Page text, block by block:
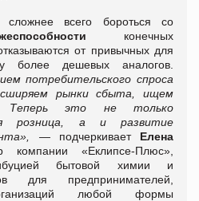
всего бороться со
конечных
от привычных для
более дешевых аналогов.
потребительского спроса
рынки сбыта, ищем
Теперь это не только
розница, а и развитие
— подчеркивает Елена
компании «Еклипсе-Плюс»,
бытовой химии и
для предпринимателей,
любой формы